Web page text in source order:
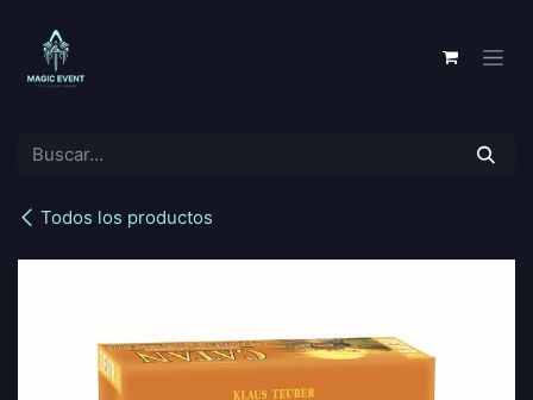
Todos los productos